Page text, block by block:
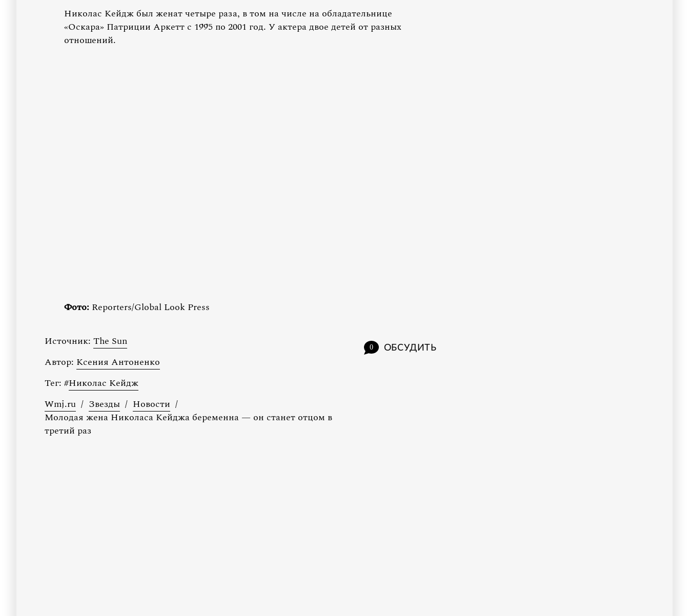
Николас Кейдж был женат четыре раза, в том на числе на обладательнице
«Оскара» Патриции Аркетт с 1995 по 2001 год. У актера двое детей от разных
отношений.
Фото:Reporters/Global Look Press
0 ОБСУДИТЬ
Источник: The Sun
Автор: Ксения Антоненко
Тег: #Николас Кейдж
Wmj.ru / Звезды / Новости /
Молодая жена Николаса Кейджа беременна — он станет отцом в
третий раз